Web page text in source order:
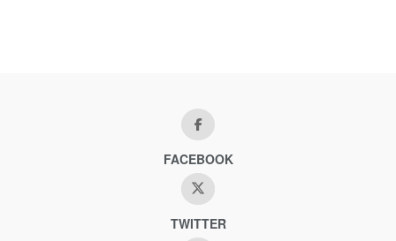
FACEBOOK
TWITTER